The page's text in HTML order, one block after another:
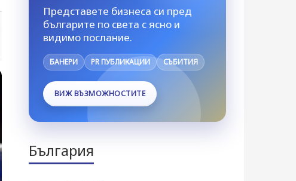
Представете бизнеса си пред
българите по света с ясно и
видимо послание.
БАНЕРИ PR ПУБЛИКАЦИИ СЪБИТИЯ
ВИЖ ВЪЗМОЖНОСТИТЕ
България